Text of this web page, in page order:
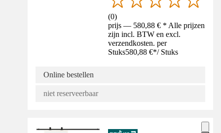
(0)
prijs — 580,88 € * Alle prijzen
zijn incl. BTW en excl.
verzendkosten. per
Stuks580,88 €*/ Stuks
Online bestellen
niet reserveerbaar